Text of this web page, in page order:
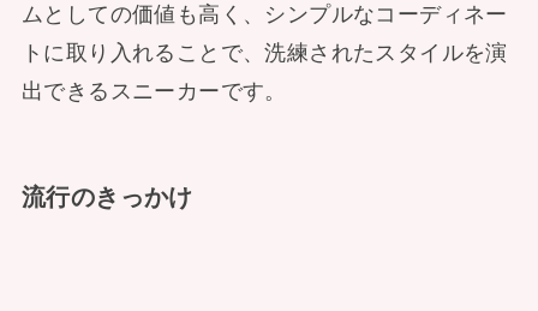
ムとしての価値も高く、シンプルなコーディネー
トに取り入れることで、洗練されたスタイルを演
出できるスニーカーです。
流行のきっかけ